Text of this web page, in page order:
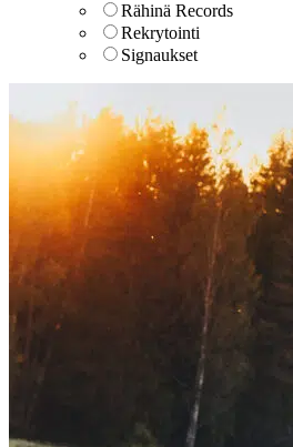
Rähinä Records
Rekrytointi
Signaukset